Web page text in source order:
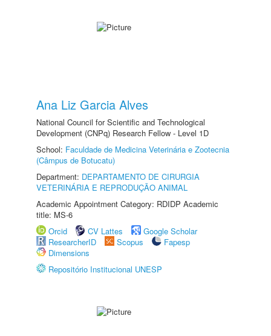
Ana Liz Garcia Alves
National Council for Scientific and Technological
Development (CNPq) Research Fellow - Level 1D
School: Faculdade de Medicina Veterinária e Zootecnia
(Câmpus de Botucatu)
Department: DEPARTAMENTO DE CIRURGIA
VETERINÁRIA E REPRODUÇÃO ANIMAL
Academic Appointment Category: RDIDP Academic
title: MS-6
Orcid
CV Lattes
Google Scholar
ResearcherID
Scopus
Fapesp
Dimensions
Repositório Institucional UNESP